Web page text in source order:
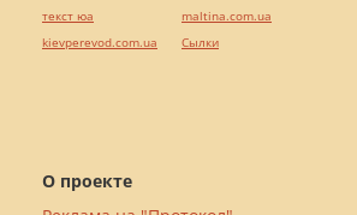
О проекте
текст юа
kievperevod.com.ua
maltina.com.ua
Cылки